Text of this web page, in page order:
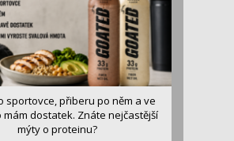
sportovce, přiberu po něm a ve
mám dostatek. Znáte nejčastější
mýty o proteinu?